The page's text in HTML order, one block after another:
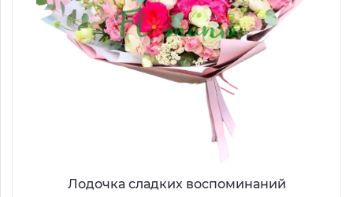
Лодочка сладких воспоминаний